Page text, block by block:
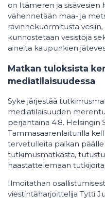
on Itämeren ja sisävesien
vähennetään maa- ja
ravinnekuormitusta
kunnostetaan vesistöjä
aineita kaupunkien
Matkan tuloksista
mediatilaisuudessa
Syke järjestää
mediatilaisuuden
perjantaina 4.8. Helsingin
Tammasaarenlaiturilla
tervetulleita paikan
tutkimusmatkasta,
haastattelemaan tutkijoita.
Ilmoitathan
viestintäharjoittelija Tytti